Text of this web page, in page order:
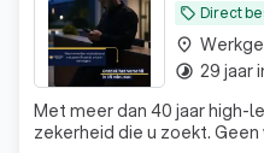
local_offer Direct
Met meer dan 40 jaar high-
zekerheid die u zoekt.
place
timelapse 29 jaar